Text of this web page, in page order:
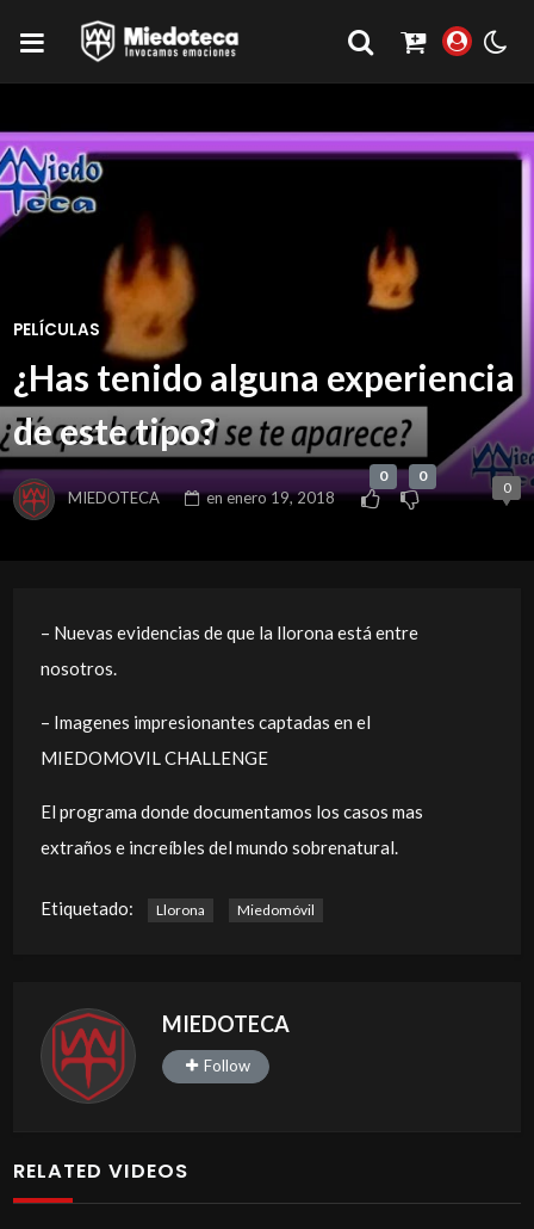
PELÍCULAS
¿Has tenido alguna experiencia
de este tipo?
MIEDOTECA enenero 19, 2018
0 0
0
– Nuevas evidencias de que la llorona está entre
nosotros.
– Imagenes impresionantes captadas en el
MIEDOMOVIL CHALLENGE
El programa donde documentamos los casos mas
extraños e increíbles del mundo sobrenatural.
Etiquetado: Llorona Miedomóvil
MIEDOTECA
Follow
RELATED VIDEOS